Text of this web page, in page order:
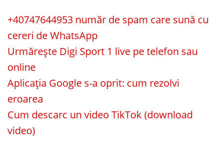
+40747644953 număr de spam care sună cu
cereri de WhatsApp
Urmărește Digi Sport 1 live pe telefon sau
online
Aplicația Google s-a oprit: cum rezolvi
eroarea
Cum descarc un video TikTok (download
video)